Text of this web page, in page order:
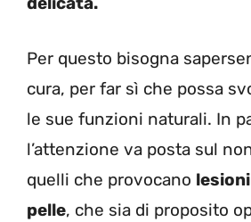
Per questo bisogna
cura, per far sì che possa
le sue funzioni naturali. In
l’attenzione va posta sul
quelli che provocano
pelle, che sia di proposito